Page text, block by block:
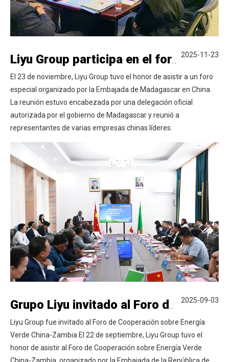
El 23 de noviembre, Liyu Group tuvo el honor de asistir a un foro
especial organizado por la Embajada de Madagascar en China.
La reunión estuvo encabezada por una delegación oficial
autorizada por el gobierno de Madagascar y reunió a
representantes de varias empresas chinas líderes.
2025-11-23
Liyu Group fue invitado al Foro de Cooperación sobre Energía
Verde China-Zambia El 22 de septiembre, Liyu Group tuvo el
honor de asistir al Foro de Cooperación sobre Energía Verde
2025-09-03